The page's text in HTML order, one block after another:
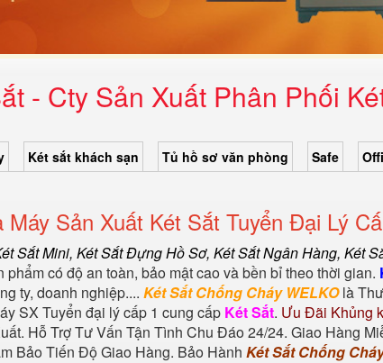
- Cty Sản Xuất Phân Phối
Két sắt khách sạn Tủ hồ sơ văn phòng Safe
Sản Xuất Két Sắt Tuyển Đại Lý
Sắt Mini, Két Sắt Đựng Hồ Sơ, Két Sắt Ngân Hàng, Két
phẩm có độ an toàn, bảo mật cao và bền bỉ theo thời gian.
ty, doanh nghiệp.... Két Sắt Chống Cháy WELKOlà
SX Tuyển đại lý cấp 1 cung cấp Két Sắt. Ưu Đãi Khủng
Hỗ Trợ Tư Vấn Tận Tình Chu Đáo 24/24. Giao Hàng
Bảo Tiến Độ Giao Hàng. Bảo Hành Két Sắt Chống